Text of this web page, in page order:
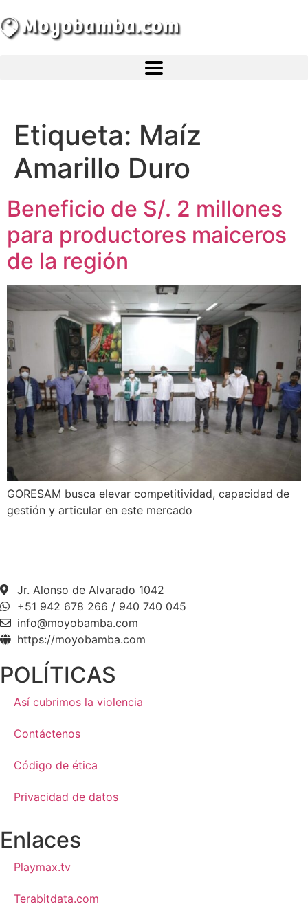
Atractivos
Moyobamba, está lleno de atractivos sorprendentes,
¡Descúbrelos!
Etiqueta: Maíz
Amarillo Duro
Beneficio de S/. 2 millones
para productores maiceros
de la región
GORESAM busca elevar competitividad, capacidad de
gestión y articular en este mercado
Jr. Alonso de Alvarado 1042
+51 942 678 266 / 940 740 045
info@moyobamba.com
https://moyobamba.com
POLÍTICAS
Así cubrimos la violencia
Contáctenos
Código de ética
Privacidad de datos
Enlaces
Playmax.tv
Terabitdata.com